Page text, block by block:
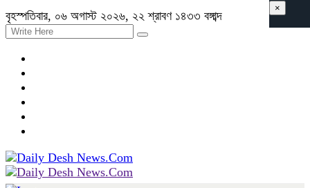
বৃহস্পতিবার, ০৬ অগাস্ট ২০২৬, ২২ শ্রাবণ ১৪৩৩ বঙ্গাব্দ
×